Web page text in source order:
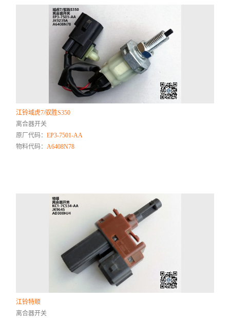
江铃域虎7/驭胜S350
离合器开关
原厂代码：EP3-7501-AA
物料代码：A6408N78
江铃特顺
离合器开关